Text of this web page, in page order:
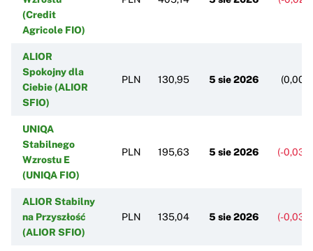
(Credit
Agricole FIO)
ALIOR
Spokojny dla
Ciebie (ALIOR
SFIO)
PLN 130,95 5 sie 2026
UNIQA
Stabilnego
Wzrostu E
(UNIQA FIO)
PLN 195,63 5 sie 2026 (-
ALIOR Stabilny
na Przyszłość
(ALIOR SFIO)
PLN 135,04 5 sie 2026 (-